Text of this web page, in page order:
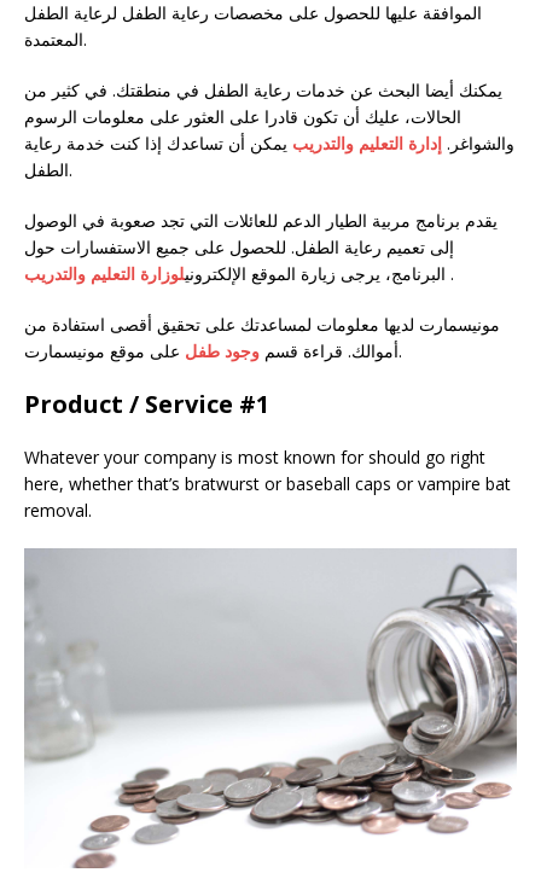
الموافقة عليها للحصول على مخصصات رعاية الطفل لرعاية الطفل
المعتمدة.
يمكنك أيضا البحث عن خدمات رعاية الطفل في منطقتك. في كثير من
الحالات، عليك أن تكون قادرا على العثور على معلومات الرسوم
والشواغر. إدارة التعليم والتدريب يمكن أن تساعدك إذا كنت خدمة رعاية
الطفل.
يقدم برنامج مربية الطيار الدعم للعائلات التي تجد صعوبة في الوصول
إلى تعميم رعاية الطفل. للحصول على جميع الاستفسارات حول
البرنامج، يرجى زيارة الموقع الإلكترونيلوزارة التعليم والتدريب .
مونيسمارت لديها معلومات لمساعدتك على تحقيق أقصى استفادة من
أموالك. قراءة قسم وجود طفل على موقع مونيسمارت.
Product / Service #1
Whatever your company is most known for should go right
here, whether that’s bratwurst or baseball caps or vampire bat
removal.